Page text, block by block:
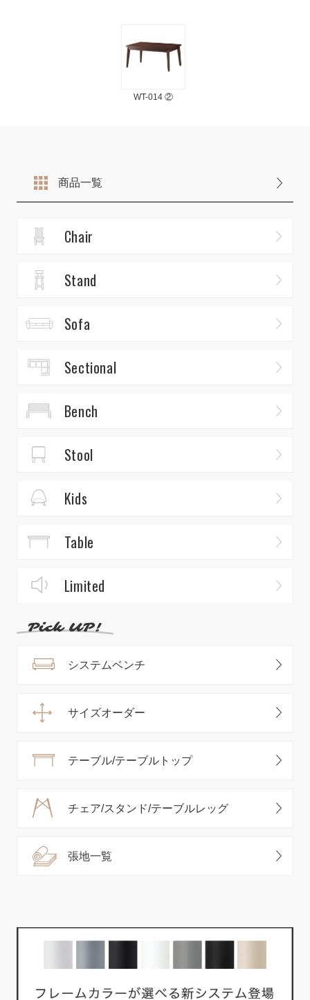
WT-014 ②
商品一覧
Chair
Stand
Sofa
Sectional
Bench
Stool
Kids
Table
Limited
システムベンチ
サイズオーダー
テーブル/テーブルトップ
チェア/スタンド/テーブルレッグ
張地一覧